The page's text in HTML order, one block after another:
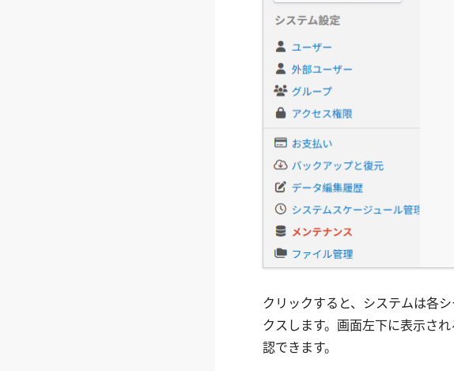
クリックすると、システムは各
クスします。画面左下に表示さ
認できます。